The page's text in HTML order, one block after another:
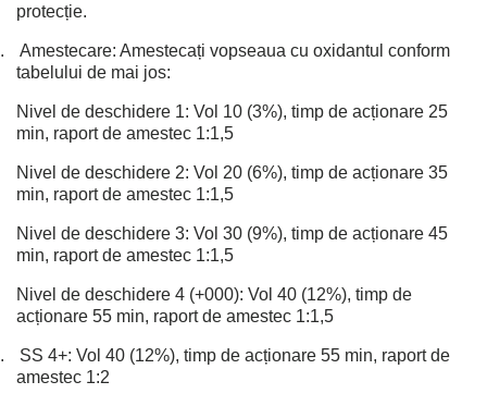
protecție.
Amestecare: Amestecați vopseaua cu oxidantul conform
tabelului de mai jos:
Nivel de deschidere 1: Vol 10 (3%), timp de acționare 25
min, raport de amestec 1:1,5
Nivel de deschidere 2: Vol 20 (6%), timp de acționare 35
min, raport de amestec 1:1,5
Nivel de deschidere 3: Vol 30 (9%), timp de acționare 45
min, raport de amestec 1:1,5
Nivel de deschidere 4 (+000): Vol 40 (12%), timp de
acționare 55 min, raport de amestec 1:1,5
SS 4+: Vol 40 (12%), timp de acționare 55 min, raport de
amestec 1:2